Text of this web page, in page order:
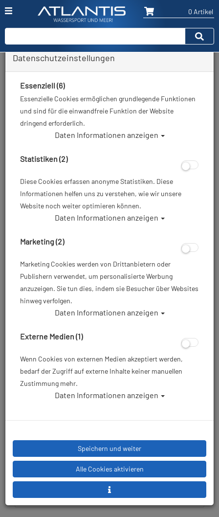
0 Artikel
Zurück
M
699,00 €*
Lieferbar in bitte telef.
erfragen
Datenschutzeinstellungen
Essenziell (6)
Essenzielle Cookies ermöglichen grundlegende Funktionen
und sind für die einwandfreie Funktion der Website
dringend erforderlich.
Daten Informationen anzeigen
Statistiken (2)
Diese Cookies erfassen anonyme Statistiken. Diese
Informationen helfen uns zu verstehen, wie wir unsere
Website noch weiter optimieren können.
Daten Informationen anzeigen
Marketing (2)
Marketing Cookies werden von Drittanbietern oder
Publishern verwendet, um personalisierte Werbung
anzuzeigen. Sie tun dies, indem sie Besucher über Websites
hinweg verfolgen.
Daten Informationen anzeigen
Externe Medien (1)
Wenn Cookies von externen Medien akzeptiert werden,
bedarf der Zugriff auf externe Inhalte keiner manuellen
Zustimmung mehr.
Daten Informationen anzeigen
Speichern und weiter
Alle Cookies aktivieren